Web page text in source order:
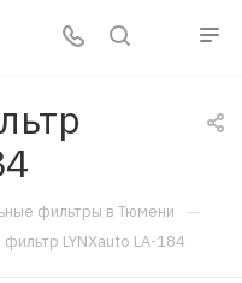
фильтры в Тюмени —
LYNXauto LA-184